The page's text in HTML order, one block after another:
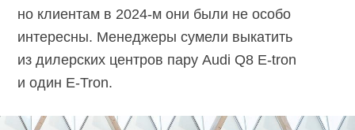
но клиентам в 2024-м они были не особо
интересны. Менеджеры сумели выкатить
из дилерских центров пару Audi Q8 E-tron
и один E-Tron.